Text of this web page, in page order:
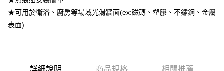
★可用於衛浴、廚房等場域光滑牆面(ex:磁磚、塑膠、不鏽鋼、金屬
表面)
詳細說明 商品規格 相關推薦